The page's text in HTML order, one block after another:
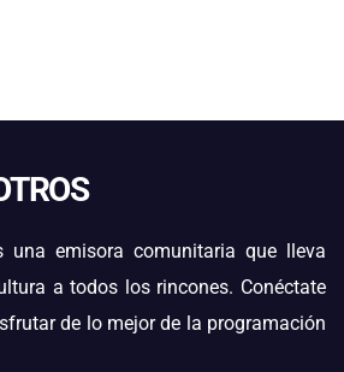
una emisora comunitaria que lleva
a todos los rincones. Conéctate
de lo mejor de la programación